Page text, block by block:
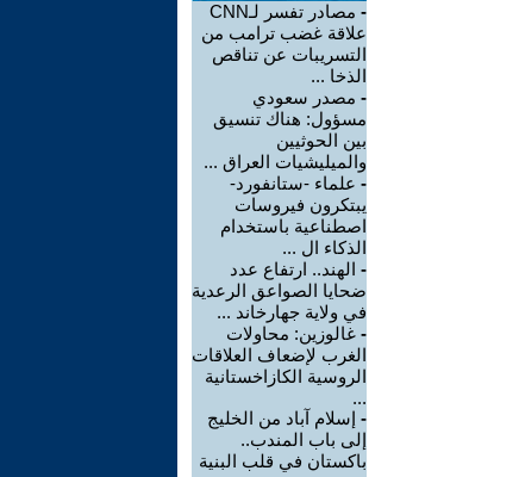
-
مصادر تفسر لـCNN
علاقة غضب ترامب من
التسريبات عن تناقص
الذخا ...
- مصدر سعودي
مسؤول: هناك تنسيق
بين الحوثيين
والميليشيات العراق ...
- علماء -ستانفورد-
يبتكرون فيروسات
اصطناعية باستخدام
الذكاء ال ...
- الهند.. ارتفاع عدد
ضحايا الصواعق الرعدية
في ولاية جهارخاند ...
- غالوزين: محاولات
الغرب لإضعاف العلاقات
الروسية الكازاخستانية
...
- إسلام آباد من الخليج
إلى باب المندب..
باكستان في قلب البنية